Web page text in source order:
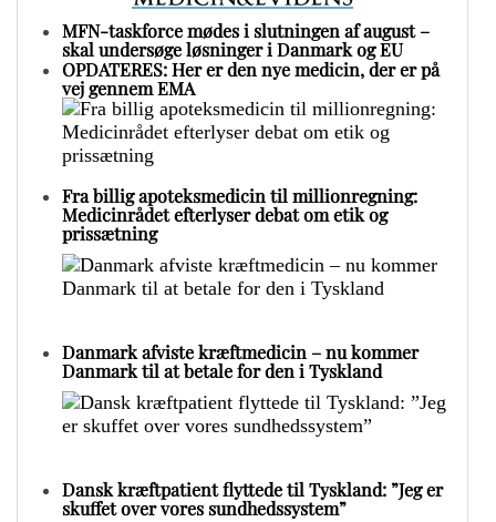
MFN-taskforce mødes i slutningen af august –
skal undersøge løsninger i Danmark og EU
OPDATERES: Her er den nye medicin, der er på
vej gennem EMA
Fra billig apoteksmedicin til millionregning:
Medicinrådet efterlyser debat om etik og
prissætning
Danmark afviste kræftmedicin – nu kommer
Danmark til at betale for den i Tyskland
Dansk kræftpatient flyttede til Tyskland: ”Jeg er
skuffet over vores sundhedssystem”